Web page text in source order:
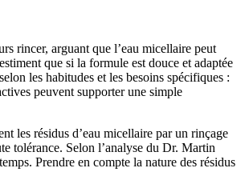
rincer, arguant que l’eau micellaire peut
que si la formule est douce et adaptée
les habitudes et les besoins spécifiques :
peuvent supporter une simple
les résidus d’eau micellaire par un rinçage
tolérance. Selon l’analyse du Dr. Martin
Prendre en compte la nature des résidus